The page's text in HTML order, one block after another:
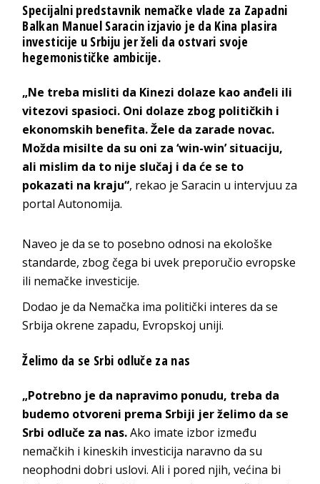
Specijalni predstavnik nemačke vlade za Zapadni
Balkan Manuel Saracin izjavio je da Kina plasira
investicije u Srbiju jer želi da ostvari svoje
hegemonističke ambicije.
„Ne treba misliti da Kinezi dolaze kao anđeli ili
vitezovi spasioci. Oni dolaze zbog političkih i
ekonomskih benefita. Žele da zarade novac.
Možda misilte da su oni za ‘win-win’ situaciju,
ali mislim da to nije slučaj i da će se to
pokazati na kraju“, rekao je Saracin u intervjuu za
portal Autonomija.
Naveo je da se to posebno odnosi na ekološke
standarde, zbog čega bi uvek preporučio evropske
ili nemačke investicije.
Dodao je da Nemačka ima politički interes da se
Srbija okrene zapadu, Evropskoj uniji.
Želimo da se Srbi odluče za nas
„Potrebno je da napravimo ponudu, treba da
budemo otvoreni prema Srbiji jer želimo da se
Srbi odluče za nas.Ako imate izbor između
nemačkih i kineskih investicija naravno da su
neophodni dobri uslovi. Ali i pored njih, većina bi